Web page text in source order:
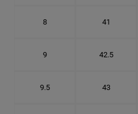
8 41
9 42.5
9.5 43